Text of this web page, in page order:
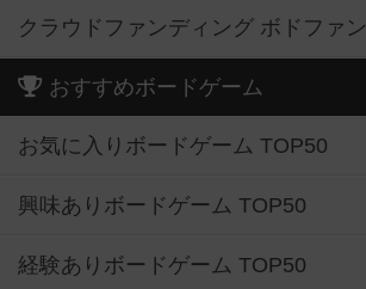
クラウドファンディング ボドファン
おすすめボードゲーム
お気に入りボードゲーム TOP50
興味ありボードゲーム TOP50
経験ありボードゲーム TOP50